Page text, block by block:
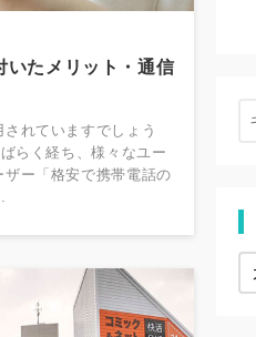
いたメリット・通信
れていますでしょう
らく経ち、様々なユー
ー「格安で携帯電話の